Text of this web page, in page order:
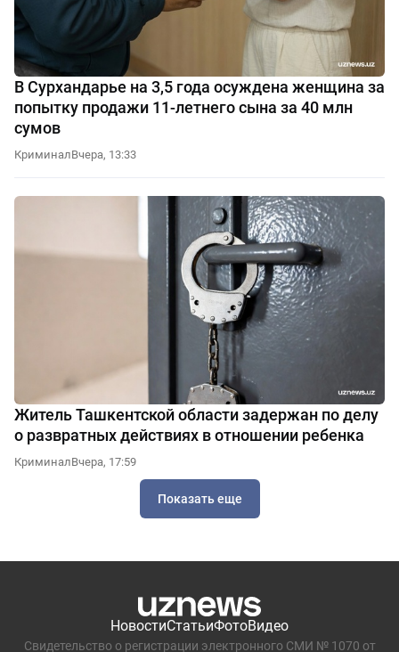
В Сурхандарье на 3,5 года осуждена женщина за
попытку продажи 11-летнего сына за 40 млн
сумов
КриминалВчера, 13:33
Житель Ташкентской области задержан по делу
о развратных действиях в отношении ребенка
КриминалВчера, 17:59
Показать еще
НовостиСтатьиФотоВидео
Свидетельство о регистрации электронного СМИ № 1070 от